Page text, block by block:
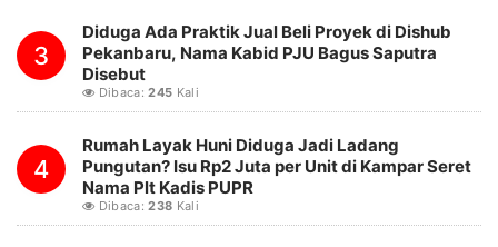
3
Diduga Ada Praktik Jual Beli Proyek di Dishub
Pekanbaru, Nama Kabid PJU Bagus Saputra
Disebut
Dibaca:245 Kali
4
Rumah Layak Huni Diduga Jadi Ladang
Pungutan? Isu Rp2 Juta per Unit di Kampar Seret
Nama Plt Kadis PUPR
Dibaca:238 Kali